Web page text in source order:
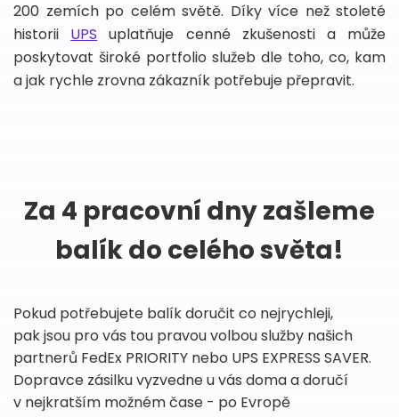
200 zemích po celém světě. Díky více než stoleté
historii UPS uplatňuje cenné zkušenosti a může
poskytovat široké portfolio služeb dle toho, co, kam
a jak rychle zrovna zákazník potřebuje přepravit.
Za 4 pracovní dny zašleme
balík do celého světa!
Pokud potřebujete balík doručit co nejrychleji,
pak jsou pro vás tou pravou volbou služby našich
partnerů FedEx PRIORITY nebo UPS EXPRESS SAVER.
Dopravce zásilku vyzvedne u vás doma a doručí
v nejkratším možném čase - po Evropě